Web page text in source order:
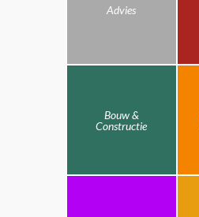
Advies
Bouw &
Constructie